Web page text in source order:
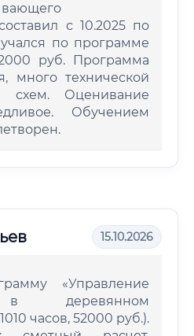
с 10.2025 по
по программе
руб. Программа
много технической
Оценивание
Обучением
15.10.2026
«Управление
в деревянном
часов, 52000 руб.).